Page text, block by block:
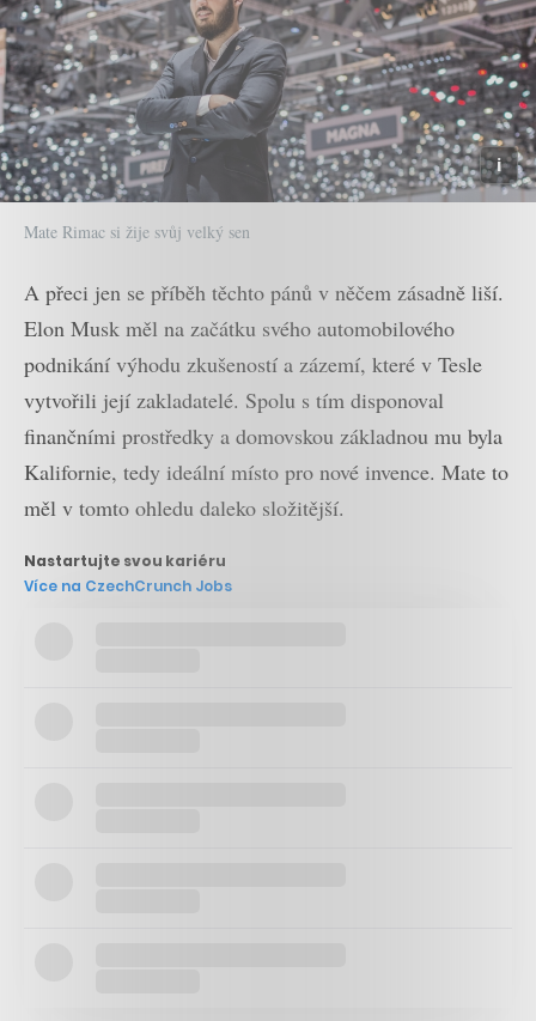
Mate Rimac si žije svůj velký sen
A přeci jen se příběh těchto pánů v něčem zásadně liší.
Elon Musk měl na začátku svého automobilového
podnikání výhodu zkušeností a zázemí, které v Tesle
vytvořili její zakladatelé. Spolu s tím disponoval
finančními prostředky a domovskou základnou mu byla
Kalifornie, tedy ideální místo pro nové invence. Mate to
měl v tomto ohledu daleko složitější.
Nastartujte svou kariéru
Více na CzechCrunch Jobs